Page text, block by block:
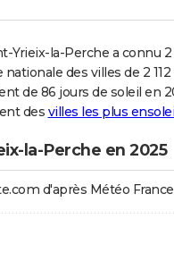
Yrieix-la-Perche a connu
des villes de 2
de 86 jours de soleil en
des villes les plus
la-Perche en 2025
d'après Météo France